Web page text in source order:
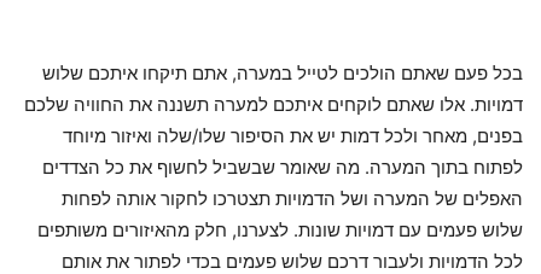
בכל פעם שאתם הולכים לטייל במערה, אתם תיקחו איתכם שלוש
דמויות. אלו שאתם לוקחים איתכם למערה תשננה את החוויה שלכם
בפנים, מאחר ולכל דמות יש את הסיפור שלו/שלה ואיזור מיוחד
לפתוח בתוך המערה. מה שאומר שבשביל לחשוף את כל הצדדים
האפלים של המערה ושל הדמויות תצטרכו לחקור אותה לפחות
שלוש פעמים עם דמויות שונות. לצערנו, חלק מהאיזורים משותפים
לכל הדמויות ולעבור דרכם שלוש פעמים בכדי לפתור את אותם